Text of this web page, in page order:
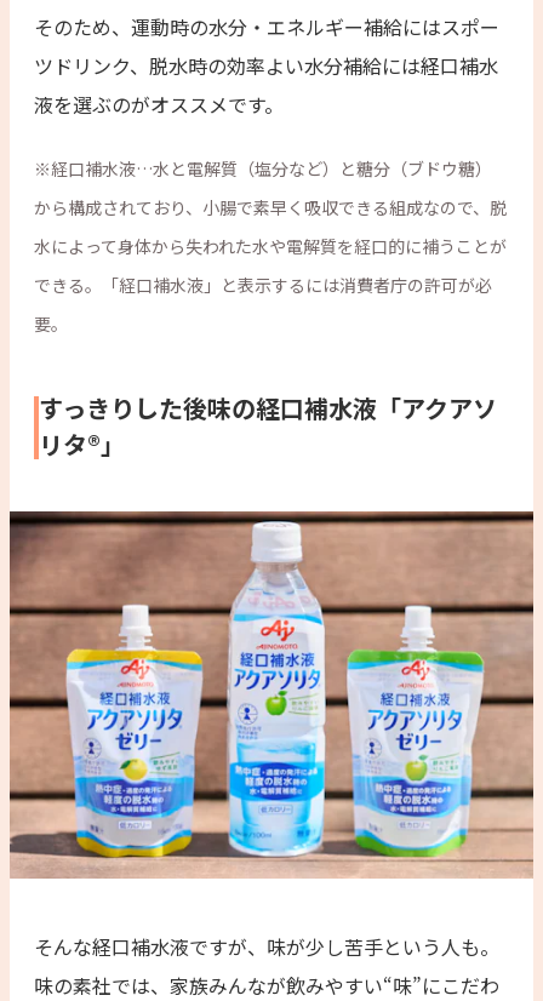
そのため、運動時の水分・エネルギー補給にはスポー
ツドリンク、脱水時の効率よい水分補給には経口補水
液を選ぶのがオススメです。
※経口補水液…水と電解質（塩分など）と糖分（ブドウ糖）
から構成されており、小腸で素早く吸収できる組成なので、脱
水によって身体から失われた水や電解質を経口的に補うことが
できる。「経口補水液」と表示するには消費者庁の許可が必
要。
すっきりした後味の経口補水液「アクアソ
リタ®︎」
そんな経口補水液ですが、味が少し苦手という人も。
味の素社では、家族みんなが飲みやすい“味”にこだわ